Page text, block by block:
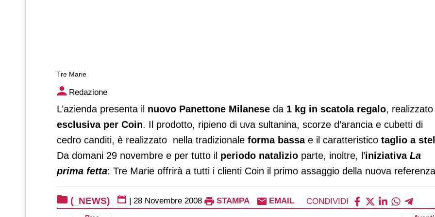
Tre Marie
Tre Marie
Redazione
L’azienda presenta il nuovo Panettone Milanese da 1 kg in scatola regalo, realizzato
esclusiva per Coin. Il prodotto, ripieno di uva sultanina, scorze d’arancia e cubetti di
cedro canditi, è realizzato nella tradizionale forma bassa e il caratteristico taglio a
Da domani 29 novembre e per tutto il periodo natalizio parte, inoltre, l’iniziativa La
prima fetta: Tre Marie offrirà a tutti i clienti Coin il primo assaggio della nuova
(_NEWS) | 28 Novembre 2008 STAMPA EMAIL CONDIVIDI